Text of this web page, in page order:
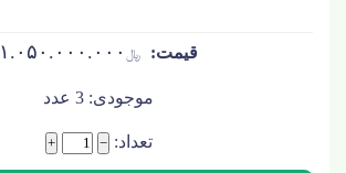
﷼ ۱.۰۵۰.۰۰۰.۰۰۰
موجودی: 3 عدد
تعداد: −
+